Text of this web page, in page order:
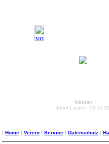
Messier
Josef Laufer - 03.11.01
| Home | Verein | Service | Datenschutz |